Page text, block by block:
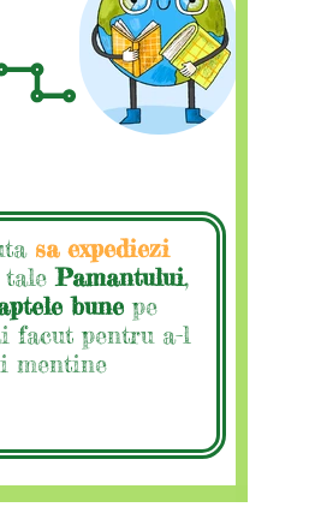
sa expediezi
talePamantului,
bune pe
facut pentru a-l
mentine